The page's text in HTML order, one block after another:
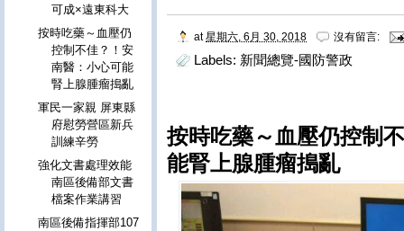
at 星期六, 6月 30, 2018 沒有留言:
Labels: 新聞總覽-國防警政
按時吃藥～血壓仍控制
能腎上腺腫瘤搗亂
可成×遠東科大
按時吃藥～血壓仍
控制不佳？！安
南醫：小心可能
腎上腺腫瘤搗亂
軍民一家親 屏東縣
府慰勞營區新兵
訓練辛勞
強化文書處理效能
南區後備部文書
檔案作業講習
南區後備指揮部107